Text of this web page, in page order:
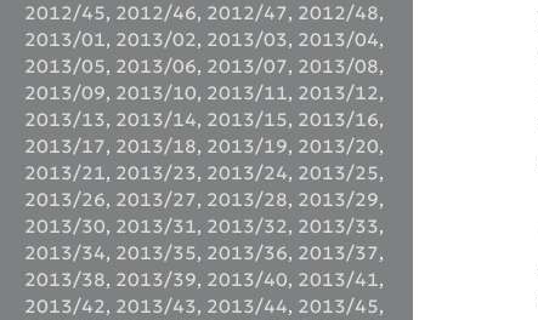
2012/45, 2012/46, 2012/47, 2012/48,
2013/01, 2013/02, 2013/03, 2013/04,
2013/05, 2013/06, 2013/07, 2013/08,
2013/09, 2013/10, 2013/11, 2013/12,
2013/13, 2013/14, 2013/15, 2013/16,
2013/17, 2013/18, 2013/19, 2013/20,
2013/21, 2013/23, 2013/24, 2013/25,
2013/26, 2013/27, 2013/28, 2013/29,
2013/30, 2013/31, 2013/32, 2013/33,
2013/34, 2013/35, 2013/36, 2013/37,
2013/38, 2013/39, 2013/40, 2013/41,
2013/42, 2013/43, 2013/44, 2013/45,